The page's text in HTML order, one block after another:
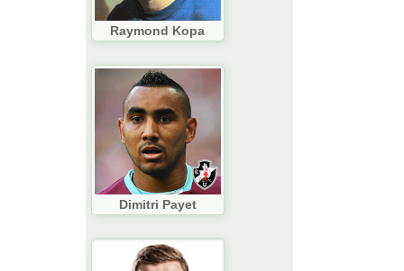
Raymond Kopa
Dimitri Payet